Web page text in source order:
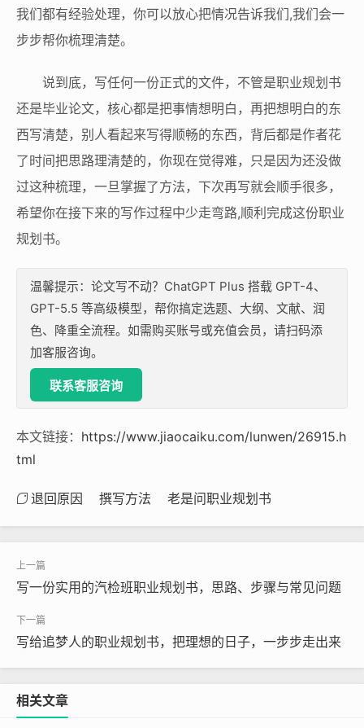
我们都有经验处理，你可以放心把情况告诉我们,我们会一
步步帮你梳理清楚。
说到底，写任何一份正式的文件，不管是职业规划书
还是毕业论文，核心都是把事情想明白，再把想明白的东
西写清楚，别人看起来写得顺畅的东西，背后都是作者花
了时间把思路理清楚的，你现在觉得难，只是因为还没做
过这种梳理，一旦掌握了方法，下次再写就会顺手很多，
希望你在接下来的写作过程中少走弯路,顺利完成这份职业
规划书。
温馨提示：论文写不动？ChatGPT Plus 搭载 GPT-4、
GPT-5.5 等高级模型，帮你搞定选题、大纲、文献、润
色、降重全流程。如需购买账号或充值会员，请扫码添
加客服咨询。
联系客服咨询
本文链接： https://www.jiaocaiku.com/lunwen/26915.h
tml
退回原因 撰写方法 老是问职业规划书
写一份实用的汽检班职业规划书，思路、步骤与常见问题
写给追梦人的职业规划书，把理想的日子，一步步走出来
相关文章